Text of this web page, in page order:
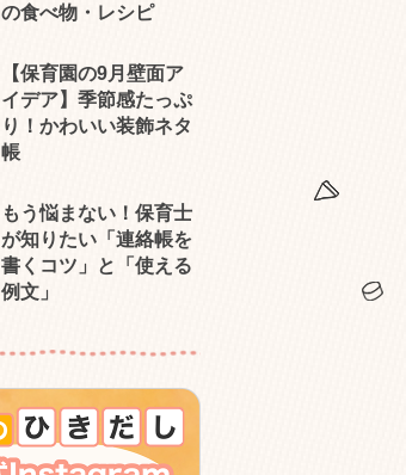
の食べ物・レシピ
【保育園の9月壁面ア
イデア】季節感たっぷ
り！かわいい装飾ネタ
帳
もう悩まない！保育士
が知りたい「連絡帳を
書くコツ」と「使える
例文」